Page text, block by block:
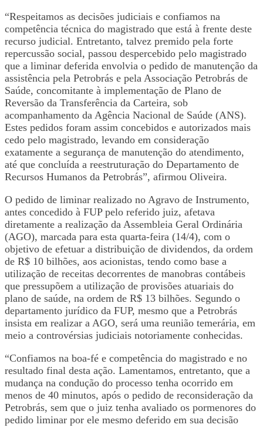
“Respeitamos as decisões judiciais e confiamos na
competência técnica do magistrado que está à frente deste
recurso judicial. Entretanto, talvez premido pela forte
repercussão social, passou despercebido pelo magistrado
que a liminar deferida envolvia o pedido de manutenção da
assistência pela Petrobrás e pela Associação Petrobrás de
Saúde, concomitante à implementação de Plano de
Reversão da Transferência da Carteira, sob
acompanhamento da Agência Nacional de Saúde (ANS).
Estes pedidos foram assim concebidos e autorizados mais
cedo pelo magistrado, levando em consideração
exatamente a segurança de manutenção do atendimento,
até que concluída a reestruturação do Departamento de
Recursos Humanos da Petrobrás”, afirmou Oliveira.
O pedido de liminar realizado no Agravo de Instrumento,
antes concedido à FUP pelo referido juiz, afetava
diretamente a realização da Assembleia Geral Ordinária
(AGO), marcada para esta quarta-feira (14/4), com o
objetivo de efetuar a distribuição de dividendos, da ordem
de R$ 10 bilhões, aos acionistas, tendo como base a
utilização de receitas decorrentes de manobras contábeis
que pressupõem a utilização de provisões atuariais do
plano de saúde, na ordem de R$ 13 bilhões. Segundo o
departamento jurídico da FUP, mesmo que a Petrobrás
insista em realizar a AGO, será uma reunião temerária, em
meio a controvérsias judiciais notoriamente conhecidas.
“Confiamos na boa-fé e competência do magistrado e no
resultado final desta ação. Lamentamos, entretanto, que a
mudança na condução do processo tenha ocorrido em
menos de 40 minutos, após o pedido de reconsideração da
Petrobrás, sem que o juiz tenha avaliado os pormenores do
pedido liminar por ele mesmo deferido em sua decisão